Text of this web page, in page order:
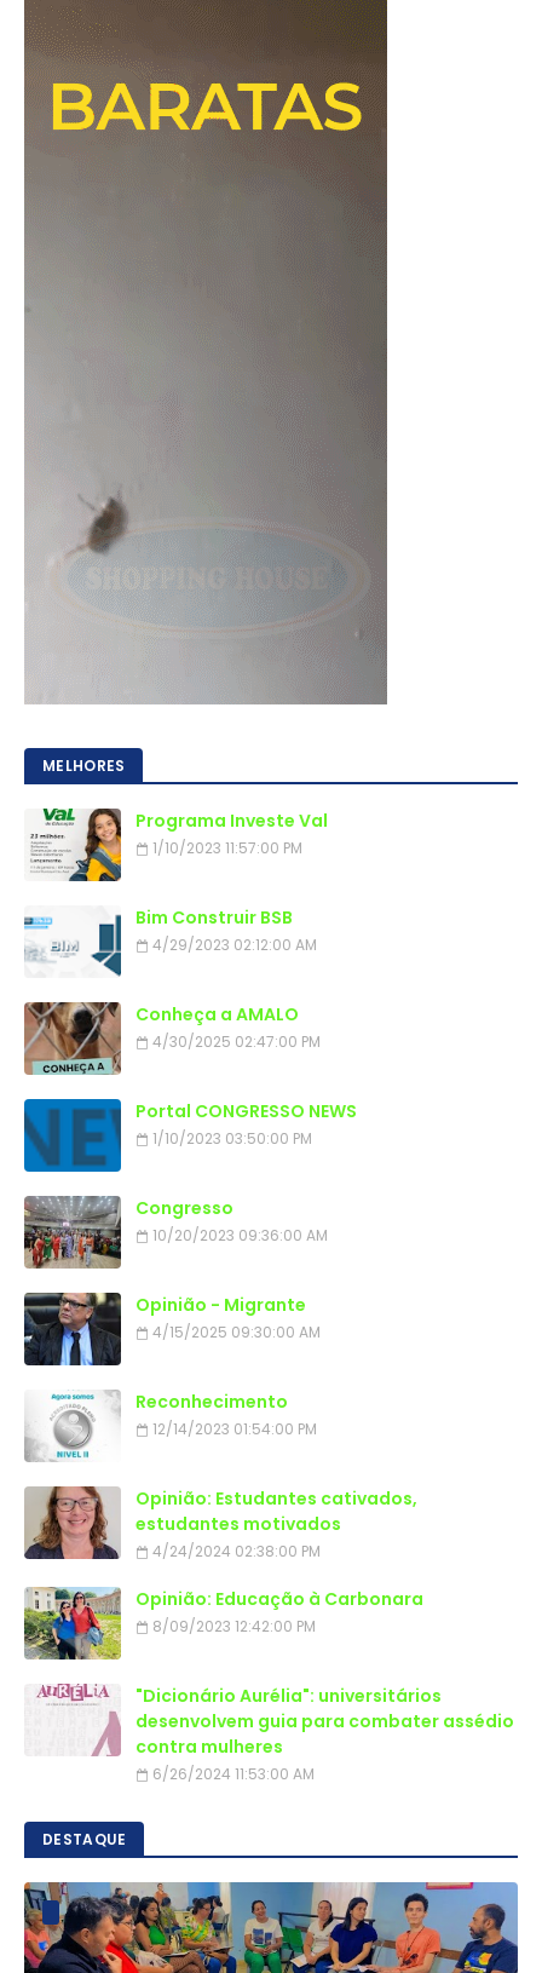
MELHORES
Programa Investe Val
1/10/2023 11:57:00 PM
Bim Construir BSB
4/29/2023 02:12:00 AM
Conheça a AMALO
4/30/2025 02:47:00 PM
Portal CONGRESSO NEWS
1/10/2023 03:50:00 PM
Congresso
10/20/2023 09:36:00 AM
Opinião - Migrante
4/15/2025 09:30:00 AM
Reconhecimento
12/14/2023 01:54:00 PM
Opinião: Estudantes cativados,
estudantes motivados
4/24/2024 02:38:00 PM
Opinião: Educação à Carbonara
8/09/2023 12:42:00 PM
"Dicionário Aurélia": universitários
desenvolvem guia para combater assédio
contra mulheres
6/26/2024 11:53:00 AM
DESTAQUE